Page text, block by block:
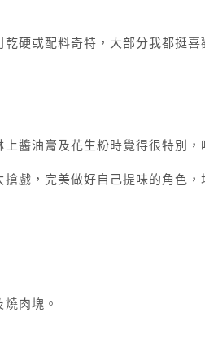
乾硬或配料奇特，大部分我都挺喜
醬油膏及花生粉時覺得很特別，
戲，完美做好自己提味的角色
肉塊。